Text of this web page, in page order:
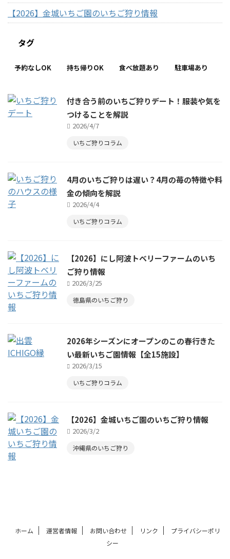
【2026】金城いちご園のいちご狩り情報
タグ
予約なしOK 持ち帰りOK 食べ放題あり 駐車場あり
付き合う前のいちご狩りデート！服装や気を
つけることを解説
2026/4/7
いちご狩りコラム
4月のいちご狩りは遅い？4月の苺の特徴や料
金の傾向を解説
2026/4/4
いちご狩りコラム
【2026】にし阿波トベリーファームのいち
ご狩り情報
2026/3/25
徳島県のいちご狩り
2026年シーズンにオープンのこの春行きた
い最新いちご園情報【全15施設】
2026/3/15
いちご狩りコラム
【2026】金城いちご園のいちご狩り情報
2026/3/2
沖縄県のいちご狩り
ホーム 運営者情報 お問い合わせ リンク
プライバシーポリ
シー